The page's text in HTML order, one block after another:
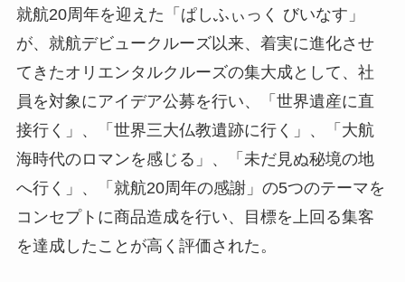
就航20周年を迎えた「ぱしふぃっく びいなす」
が、就航デビュークルーズ以来、着実に進化させ
てきたオリエンタルクルーズの集大成として、社
員を対象にアイデア公募を行い、「世界遺産に直
接行く」、「世界三大仏教遺跡に行く」、「大航
海時代のロマンを感じる」、「未だ見ぬ秘境の地
へ行く」、「就航20周年の感謝」の5つのテーマを
コンセプトに商品造成を行い、目標を上回る集客
を達成したことが高く評価された。